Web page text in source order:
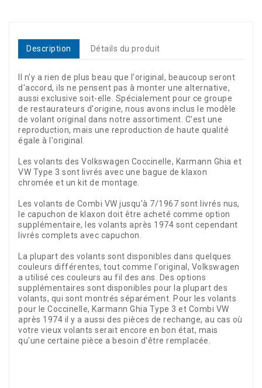
Description Détails du produit
Il n'y a rien de plus beau que l'original, beaucoup seront
d'accord, ils ne pensent pas à monter une alternative,
aussi exclusive soit-elle. Spécialement pour ce groupe
de restaurateurs d'origine, nous avons inclus le modèle
de volant original dans notre assortiment. C'est une
reproduction, mais une reproduction de haute qualité
égale à l'original.
Les volants des Volkswagen Coccinelle, Karmann Ghia et
VW Type 3 sont livrés avec une bague de klaxon
chromée et un kit de montage.
Les volants de Combi VW jusqu'à 7/1967 sont livrés nus,
le capuchon de klaxon doit être acheté comme option
supplémentaire, les volants après 1974 sont cependant
livrés complets avec capuchon.
La plupart des volants sont disponibles dans quelques
couleurs différentes, tout comme l'original, Volkswagen
a utilisé ces couleurs au fil des ans. Des options
supplémentaires sont disponibles pour la plupart des
volants, qui sont montrés séparément. Pour les volants
pour le Coccinelle, Karmann Ghia Type 3 et Combi VW
après 1974 il y a aussi des pièces de rechange, au cas où
votre vieux volants serait encore en bon état, mais
qu'une certaine pièce a besoin d'être remplacée.